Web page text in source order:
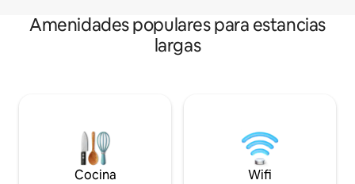
Amenidades populares para estancias
largas
Cocina Wifi